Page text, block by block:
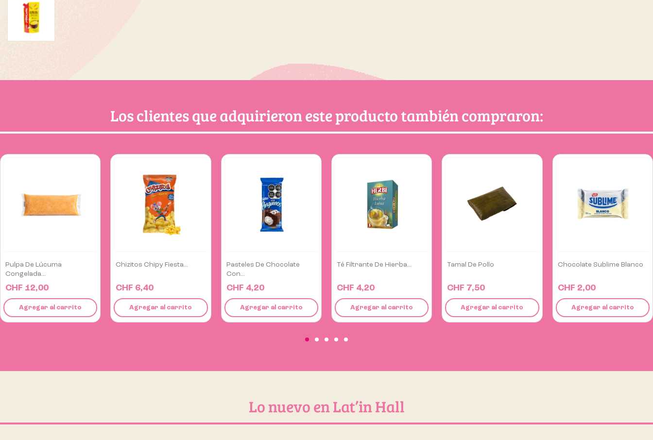
Los clientes que adquirieron este producto también compraron:
Chizitos Chipy Fiesta...
CHF 6,40
Agregar al carrito
Pasteles De Chocolate
CHF 4,20
Agregar al carrito
Té Filtrante De Hierba...
CHF 4,20
Agregar al carrito
Tamal De Pollo
CHF 7,50
Agregar al carrito
Chocolate Sublime Blanco
CHF 2,00
Agregar al carrito
Choclo Desgranado
CHF 8,40
Agregar al carrito
Lo nuevo en Lat’in Hall